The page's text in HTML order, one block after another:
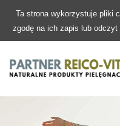
Ta strona wykorzystuje pliki
zgodę na ich zapis lub odczyt